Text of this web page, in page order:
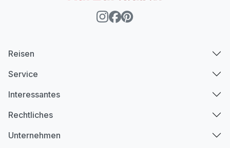
Reisen
Service
Interessantes
Rechtliches
Unternehmen